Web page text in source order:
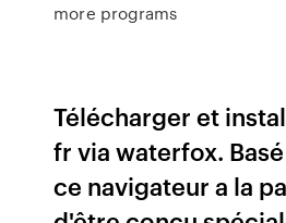
more programs
Télécharger et
fr via waterfox.
ce navigateur a la